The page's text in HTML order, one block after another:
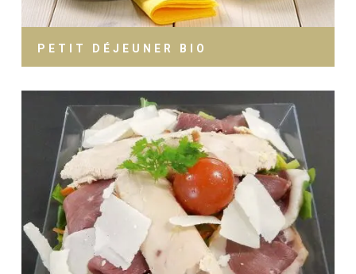
PETIT DÉJEUNER BIO